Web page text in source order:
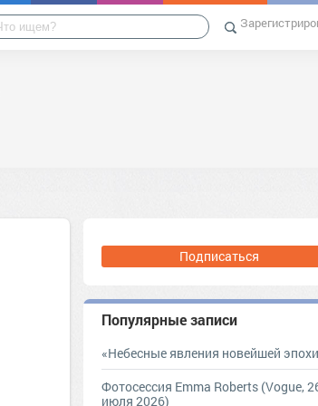
Подписаться
Популярные записи
«Небесные явления новейшей
Фотосессия Emma Roberts (Vogue,
июля 2026)